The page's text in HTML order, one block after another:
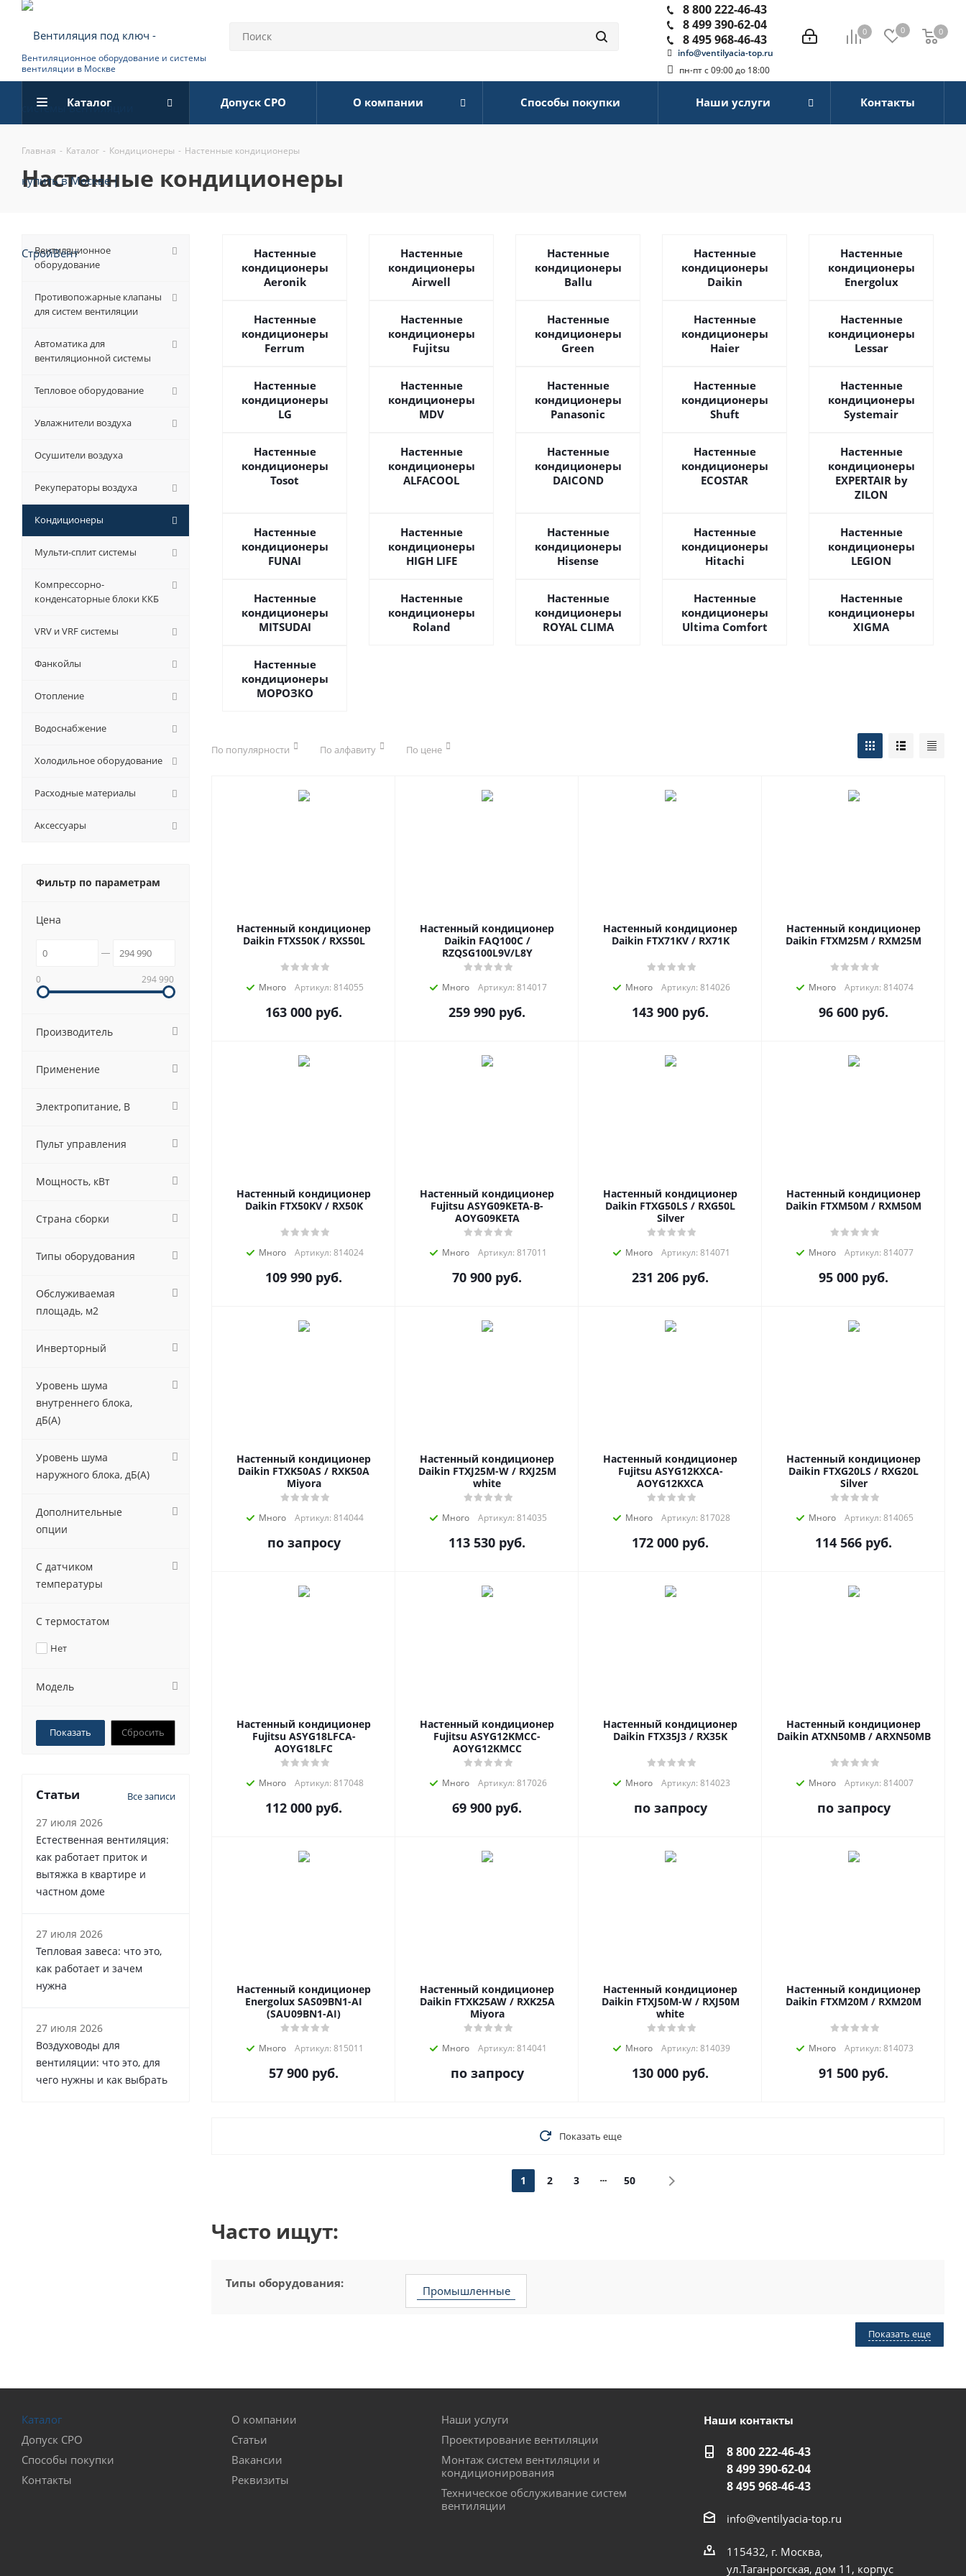
Вентиляционное оборудование и системы
вентиляции в Москве
0 0 0
0
8 800 222-46-43
8 499 390-62-04
8 495 968-46-43
info@ventilyacia-top.ru
пн-пт с 09:00 до 18:00
Каталог Допуск СРО О компании Способы покупки Наши услуги Контакты
Главная - Каталог - Кондиционеры - Настенные кондиционеры
настенные кондиционеры
Настенные
кондиционеры
Aeronik
Настенные
кондиционеры
Airwell
Настенные
кондиционеры
Ballu
Настенные
кондиционеры
Daikin
Настенные
кондиционеры
Energolux
Настенные
кондиционеры
Ferrum
Настенные
кондиционеры
Fujitsu
Настенные
кондиционеры
Green
Настенные
кондиционеры
Haier
Настенные
кондиционеры
Lessar
Настенные
кондиционеры
LG
Настенные
кондиционеры
MDV
Настенные
кондиционеры
Panasonic
Настенные
кондиционеры
Shuft
Настенные
кондиционеры
Systemair
Настенные
кондиционеры
Tosot
Настенные
кондиционеры
ALFACOOL
Настенные
кондиционеры
DAICOND
Настенные
кондиционеры
ECOSTAR
Настенные
кондиционеры
EXPERTAIR by
ZILON
Настенные
кондиционеры
FUNAI
Настенные
кондиционеры
HIGH LIFE
Настенные
кондиционеры
Hisense
Настенные
кондиционеры
Hitachi
Настенные
кондиционеры
LEGION
Настенные
кондиционеры
MITSUDAI
Настенные
кондиционеры
Roland
Настенные
кондиционеры
ROYAL CLIMA
Настенные
кондиционеры
Ultima Comfort
Настенные
кондиционеры
XIGMA
Настенные
кондиционеры
МОРОЗКО
По популярности По алфавиту По цене
Настенный кондиционер
Daikin FTXS50K / RXS50L
Много Артикул: 814055
163 000 руб.
Настенный кондиционер
Daikin FAQ100C /
RZQSG100L9V/L8Y
Много Артикул: 814017
259 990 руб.
Настенный кондиционер
Daikin FTX71KV / RX71K
Много Артикул: 814026
143 900 руб.
Настенный кондиционер
Daikin FTXM25M / RXM25M
Много Артикул: 814074
96 600 руб.
Настенный кондиционер
Daikin FTX50KV / RX50K
Много Артикул: 814024
109 990 руб.
Настенный кондиционер
Fujitsu ASYG09KETA-B-
AOYG09KETA
Много Артикул: 817011
70 900 руб.
Настенный кондиционер
Daikin FTXG50LS / RXG50L
Silver
Много Артикул: 814071
231 206 руб.
Настенный кондиционер
Daikin FTXM50M / RXM50M
Много Артикул: 814077
95 000 руб.
Настенный кондиционер
Daikin FTXK50AS / RXK50A
Miyora
Много Артикул: 814044
по запросу
Настенный кондиционер
Daikin FTXJ25M-W / RXJ25M
white
Много Артикул: 814035
113 530 руб.
Настенный кондиционер
Fujitsu ASYG12KXCA-
AOYG12KXCA
Много Артикул: 817028
172 000 руб.
Настенный кондиционер
Daikin FTXG20LS / RXG20L
Silver
Много Артикул: 814065
114 566 руб.
Настенный кондиционер
Fujitsu ASYG18LFCA-
AOYG18LFC
Много Артикул: 817048
112 000 руб.
Настенный кондиционер
Fujitsu ASYG12KMCC-
AOYG12KMCC
Много Артикул: 817026
69 900 руб.
Настенный кондиционер
Daikin FTX35J3 / RX35K
Много Артикул: 814023
по запросу
Настенный кондиционер
Daikin ATXN50MB / ARXN50MB
Много Артикул: 814007
по запросу
Настенный кондиционер
Energolux SAS09BN1-AI
(SAU09BN1-AI)
Много Артикул: 815011
57 900 руб.
Настенный кондиционер
Daikin FTXK25AW / RXK25A
Miyora
Много Артикул: 814041
по запросу
Настенный кондиционер
Daikin FTXJ50M-W / RXJ50M
white
Много Артикул: 814039
130 000 руб.
Настенный кондиционер
Daikin FTXM20M / RXM20M
Много Артикул: 814073
91 500 руб.
Показать еще
1 2 3 50
Часто ищут:
Типы оборудования:
промышленные
Инвертор:
инверторные
Страна сборки:
россия китай
15 18 24
Показать еще
Вентиляционное
оборудование
Противопожарные клапаны
для систем вентиляции
Автоматика для
вентиляционной системы
Тепловое оборудование
Увлажнители воздуха
Осушители воздуха
Рекуператоры воздуха
Кондиционеры
Мульти-сплит системы
Компрессорно-
конденсаторные блоки ККБ
VRV и VRF системы
Фанкойлы
Отопление
Водоснабжение
Холодильное оборудование
Расходные материалы
Аксессуары
Фильтр по параметрам
Цена
0 294 990
Производитель
Применение
Электропитание, В
Пульт управления
Мощность, кВт
Страна сборки
Типы оборудования
Обслуживаемая
площадь, м2
Инверторный
Уровень шума
внутреннего блока,
дБ(А)
Уровень шума
наружного блока, дБ(А)
Дополнительные
опции
С датчиком
температуры
С термостатом
Нет
Модель
Сбросить
Статьи Все записи
27 июля 2026
Естественная вентиляция:
как работает приток и
вытяжка в квартире и
частном доме
27 июля 2026
Тепловая завеса: что это,
как работает и зачем
нужна
27 июля 2026
Воздуховоды для
вентиляции: что это, для
чего нужны и как выбрать
Каталог
Допуск СРО
Способы покупки
Контакты
О компании
Статьи
Вакансии
Реквизиты
Наши услуги
Проектирование вентиляции
Монтаж систем вентиляции и
кондиционирования
Техническое обслуживание систем
вентиляции
Наши контакты
8 800 222-46-43
8 499 390-62-04
8 495 968-46-43
info@ventilyacia-top.ru
115432, г. Москва,
ул.Таганрогская, дом 11, корпус